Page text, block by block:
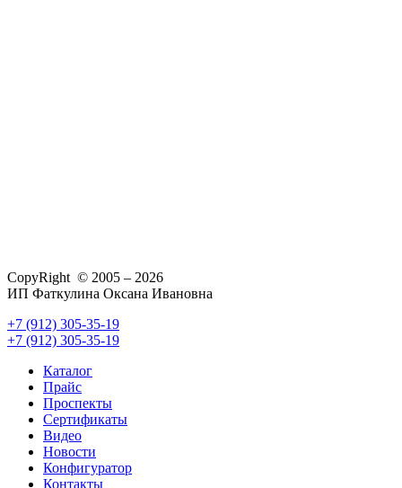
CopyRight © 2005 – 2026
ИП Фаткулина Оксана Ивановна
+7 (912) 305-35-19
+7 (912) 305-35-19
Каталог
Прайс
Проспекты
Сертификаты
Видео
Новости
Конфигуратор
Контакты